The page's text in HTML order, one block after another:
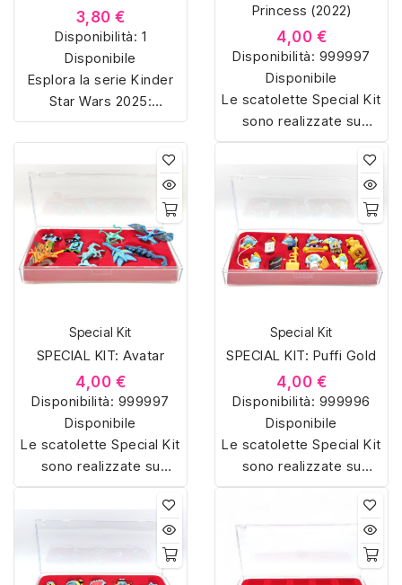
3,80 €
Disponibilità: 1
Disponibile
Esplora la serie Kinder
Star Wars 2025:
sorpresine esclusive,
personaggi iconici e
collezioni imperdibili per
fan e collezionisti. Scopri
tutte le novità e
completa la tua galassia!
Princess (2022)
4,00 €
Disponibilità: 999997
Disponibile
Le scatolette Special Kit
sono realizzate su
misura con materiali di
alta qualità, hanno un
interno sagomato in
vellutino rosso e offrono
soluzioni eleganti e
pratiche per organizzare
e mostrare la tua
Special Kit
SPECIAL KIT: Avatar
4,00 €
Disponibilità: 999997
Disponibile
Le scatolette Special Kit
sono realizzate su
misura con materiali di
alta qualità, hanno un
interno sagomato in
vellutino rosso e offrono
soluzioni eleganti e
Special Kit
SPECIAL KIT: Puffi Gold
4,00 €
Disponibilità: 999996
Disponibile
Le scatolette Special Kit
sono realizzate su
misura con materiali di
alta qualità, hanno un
interno sagomato in
vellutino rosso e offrono
soluzioni eleganti e